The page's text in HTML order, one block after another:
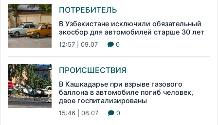
ПОТРЕБИТЕЛЬ
В Узбекистане исключили обязательный
экосбор для автомобилей старше 30 лет
12:57 | 09.07 0
ПРОИСШЕСТВИЯ
В Кашкадарье при взрыве газового
баллона в автомобиле погиб человек,
двое госпитализированы
15:46 | 08.07 0